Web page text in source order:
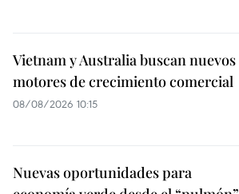
Vietnam y Australia buscan nuevos
motores de crecimiento comercial
08/08/2026 10:15
Nuevas oportunidades para